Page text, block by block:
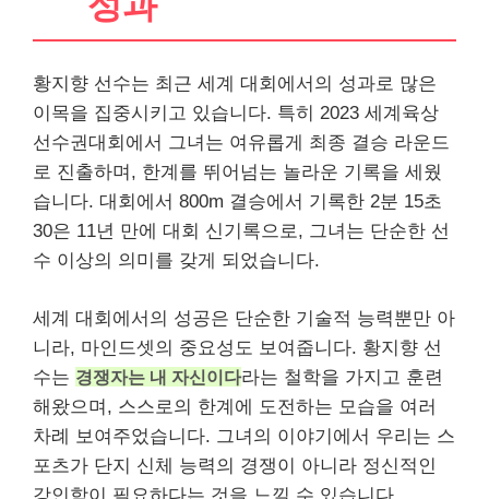
황지향 선수는 최근 세계 대회에서의 성과로 많은
이목을 집중시키고 있습니다. 특히 2023 세계육상
선수권대회에서 그녀는 여유롭게 최종 결승 라운드
로 진출하며, 한계를 뛰어넘는 놀라운 기록을 세웠
습니다. 대회에서 800m 결승에서 기록한 2분 15초
30은 11년 만에 대회 신기록으로, 그녀는 단순한 선
수 이상의 의미를 갖게 되었습니다.
세계 대회에서의 성공은 단순한 기술적 능력뿐만 아
니라, 마인드셋의 중요성도 보여줍니다. 황지향 선
수는 경쟁자는 내 자신이다라는 철학을 가지고 훈련
해왔으며, 스스로의 한계에 도전하는 모습을 여러
차례 보여주었습니다. 그녀의 이야기에서 우리는 스
포츠가 단지 신체 능력의 경쟁이 아니라 정신적인
강인함이 필요하다는 것을 느낄 수 있습니다.